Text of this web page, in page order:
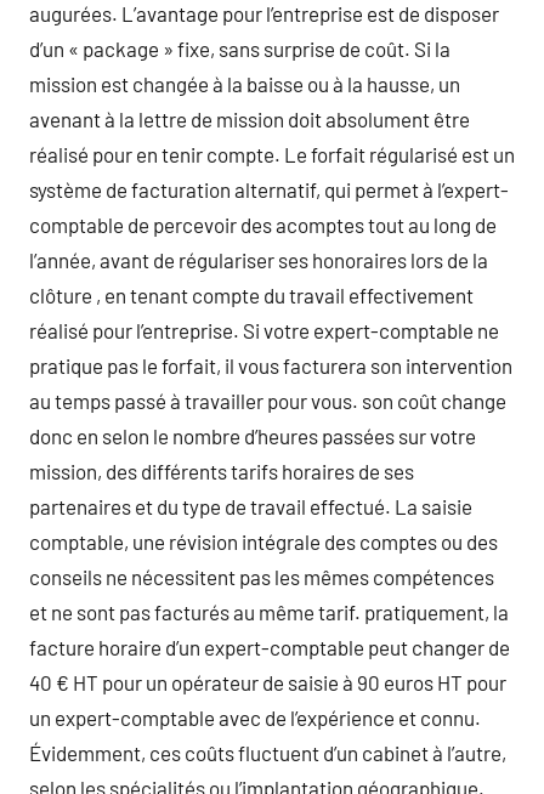
augurées. L’avantage pour l’entreprise est de disposer
d’un « package » fixe, sans surprise de coût. Si la
mission est changée à la baisse ou à la hausse, un
avenant à la lettre de mission doit absolument être
réalisé pour en tenir compte. Le forfait régularisé est un
système de facturation alternatif, qui permet à l’expert-
comptable de percevoir des acomptes tout au long de
l’année, avant de régulariser ses honoraires lors de la
clôture , en tenant compte du travail effectivement
réalisé pour l’entreprise. Si votre expert-comptable ne
pratique pas le forfait, il vous facturera son intervention
au temps passé à travailler pour vous. son coût change
donc en selon le nombre d’heures passées sur votre
mission, des différents tarifs horaires de ses
partenaires et du type de travail effectué. La saisie
comptable, une révision intégrale des comptes ou des
conseils ne nécessitent pas les mêmes compétences
et ne sont pas facturés au même tarif. pratiquement, la
facture horaire d’un expert-comptable peut changer de
40 € HT pour un opérateur de saisie à 90 euros HT pour
un expert-comptable avec de l’expérience et connu.
Évidemment, ces coûts fluctuent d’un cabinet à l’autre,
selon les spécialités ou l’implantation géographique.